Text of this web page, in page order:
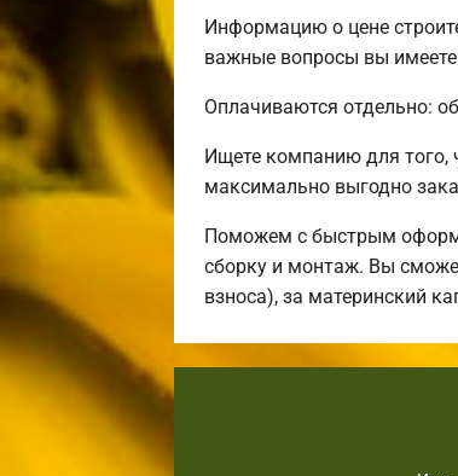
Информацию о цене
важные вопросы вы
Оплачиваются отдельно:
Ищете компанию для
максимально выгодно
Поможем с быстрым
сборку и монтаж. Вы
взноса), за материнский